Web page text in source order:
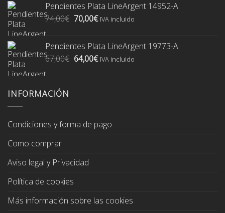
era:
74,00€.
es:
70,00€.
Pendientes Plata LineArgent 14952-A
74,00€ El
era:
74,00€.
70,00€El
es:
70,00€.
IVA incluido
Pendientes Plata LineArgent 19773-A
67,00€ El
64,00€ElIVA incluido
INFORMACIÓN
Condiciones y forma de pago
Como comprar
Aviso legal y Privacidad
Política de cookies
Más información sobre las cookies